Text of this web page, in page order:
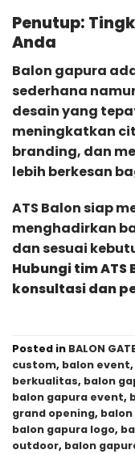
Penutup:
Anda
Balon gapura
sederhana
desain yang
meningkatkan
branding, dan
lebih berkesan
ATS Balon siap
menghadirkan
dan sesuai
Hubungi tim
konsultasi dan
Posted in BALON
custom, balon event,
berkualitas, balon
balon gapura event,
grand opening,
balon gapura logo,
outdoor, balon